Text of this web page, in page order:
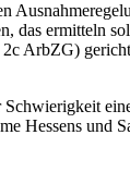
das ermitteln
ArbZG)
Hessens und